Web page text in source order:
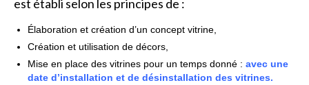
est établi selon les principes de :
Élaboration et création d’un concept vitrine,
Création et utilisation de décors,
Mise en place des vitrines pour un temps donné : avec une
date d’installation et de désinstallation des vitrines.